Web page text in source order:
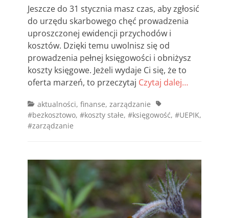
Jeszcze do 31 stycznia masz czas, aby zgłosić
do urzędu skarbowego chęć prowadzenia
uproszczonej ewidencji przychodów i
kosztów. Dzięki temu uwolnisz się od
prowadzenia pełnej księgowości i obniżysz
koszty księgowe. Jeżeli wydaje Ci się, że to
oferta marzeń, to przeczytaj Czytaj dalej…
Categories
aktualności, finanse, zarządzanie Tags
#bezkosztowo, #koszty stałe, #księgowość, #UEPIK,
#zarządzanie